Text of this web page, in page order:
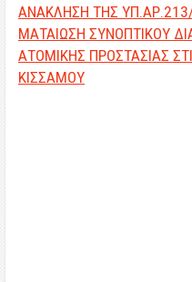
ΑΝΑΚΛΗΣΗ ΤΗΣ
ΜΑΤΑΙΩΣΗ ΣΥΝΟΠΤΙΚΟΥ
ΑΤΟΜΙΚΗΣ ΠΡΟΣΤΑΣΙΑΣ
ΚΙΣΣΑΜΟΥ